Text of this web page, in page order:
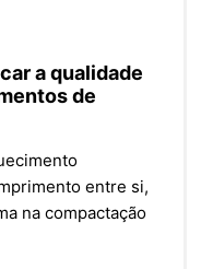
a qualidade
de
entre si,
na compactação